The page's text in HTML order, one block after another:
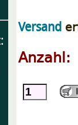
Versand
Anzahl: